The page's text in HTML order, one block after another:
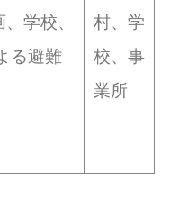
学校、
る避難
村、学
校、事
業所